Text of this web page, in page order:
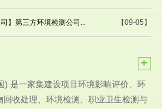
【09-05】
】第三方环境检测公司...
+
是一家集建设项目环境影响评价、环
收处理、环境检测、职业卫生检测与